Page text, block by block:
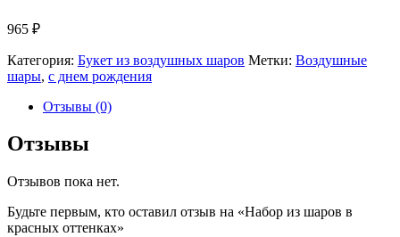
965 ₽
Категория: Букет из воздушных шаров Метки: Воздушные
шары, с днем рождения
Отзывы (0)
Отзывы
Отзывов пока нет.
Будьте первым, кто оставил отзыв на «Набор из шаров в
красных оттенках»